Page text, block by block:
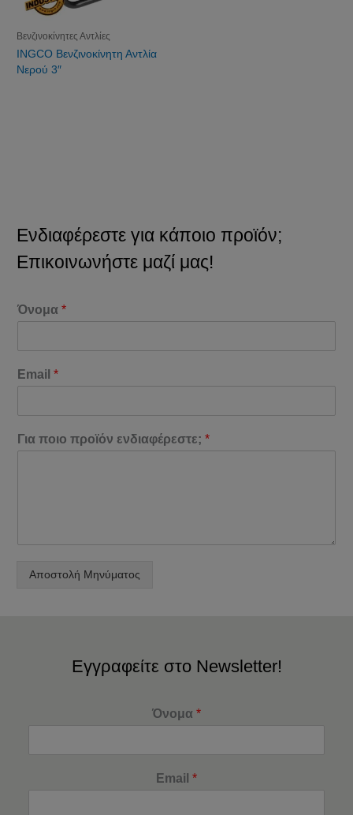
Βενζινοκίνητες Αντλίες
INGCO Βενζινοκίνητη Αντλία
Νερού 3″
Ενδιαφέρεστε για κάποιο προϊόν;
Επικοινωνήστε μαζί μας!
Όνομα*
Email*
Για ποιο προϊόν ενδιαφέρεστε;*
Αποστολή Μηνύματος
Εγγραφείτε στο Newsletter!
Όνομα *
Email *